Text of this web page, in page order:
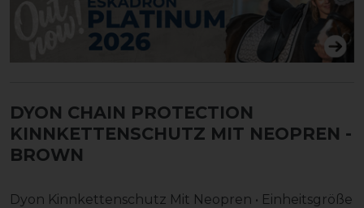
DYON CHAIN PROTECTION
KINNKETTENSCHUTZ MIT NEOPREN -
BROWN
Dyon Kinnkettenschutz Mit Neopren • Einheitsgröße